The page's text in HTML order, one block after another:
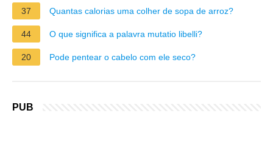
37 Quantas calorias uma colher de sopa de arroz?
44 O que significa a palavra mutatio libelli?
20 Pode pentear o cabelo com ele seco?
PUB